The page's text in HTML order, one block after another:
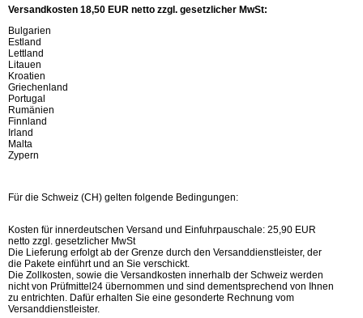
Versandkosten 18,50 EUR netto zzgl. gesetzlicher MwSt:
Bulgarien
Estland
Lettland
Litauen
Kroatien
Griechenland
Portugal
Rumänien
Finnland
Irland
Malta
Zypern
Für die Schweiz (CH) gelten folgende Bedingungen:
Kosten für innerdeutschen Versand und Einfuhrpauschale: 25,90 EUR
netto zzgl. gesetzlicher MwSt
Die Lieferung erfolgt ab der Grenze durch den Versanddienstleister, der
die Pakete einführt und an Sie verschickt.
Die Zollkosten, sowie die Versandkosten innerhalb der Schweiz werden
nicht von Prüfmittel24 übernommen und sind dementsprechend von Ihnen
zu entrichten. Dafür erhalten Sie eine gesonderte Rechnung vom
Versanddienstleister.